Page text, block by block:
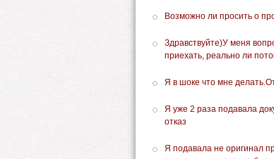
Возможно ли просить о
Здравствуйте)У меня
приехать, реально ли
Я в шоке что мне
Я уже 2 раза подавала
отказ
Я подавала не оригинал